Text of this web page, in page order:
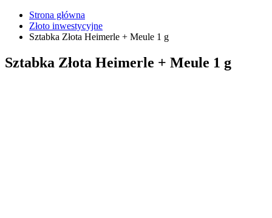
Strona główna
Złoto inwestycyjne
Sztabka Złota Heimerle + Meule 1 g
Sztabka Złota Heimerle + Meule 1 g